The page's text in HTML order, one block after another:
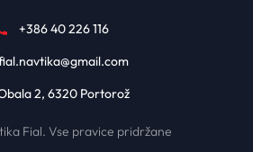
+386 40 226 116
2, 6320 Portorož
Fial. Vse pravice pridržane